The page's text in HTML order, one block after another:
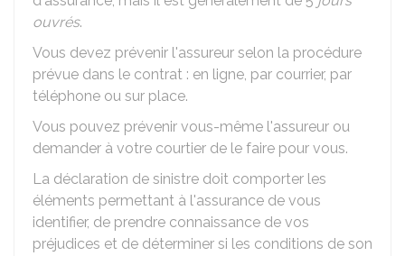
ouvrés.
Vous devez prévenir l'assureur selon la procédure
prévue dans le contrat : en ligne, par courrier, par
téléphone ou sur place.
Vous pouvez prévenir vous-même l'assureur ou
demander à votre courtier de le faire pour vous.
La déclaration de sinistre doit comporter les
éléments permettant à l'assurance de vous
identifier, de prendre connaissance de vos
préjudices et de déterminer si les conditions de son